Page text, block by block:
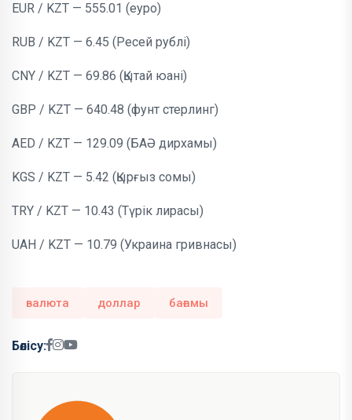
EUR / KZT — 555.01 (еуро)
RUB / KZT — 6.45 (Ресей рублі)
CNY / KZT — 69.86 (Қытай юані)
GBP / KZT — 640.48 (фунт стерлинг)
AED / KZT — 129.09 (БАӘ дирхамы)
KGS / KZT — 5.42 (Қырғыз сомы)
TRY / KZT — 10.43 (Түрік лирасы)
UAH / KZT — 10.79 (Украина гривнасы)
валюта доллар бағамы
Бөлісу: